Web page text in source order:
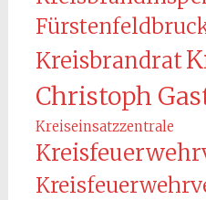
Kreisbrandrat
Christoph
Kreiseinsatzzentrale